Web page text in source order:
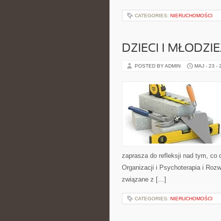
CATEGORIES: NIERUCHOMOŚCI
DZIECI I
POSTED BY ADMIN MAJ - 23 -
zaprasza do refleksji nad tym, co
Organizacji i Psychoterapia i
związane z […]
CATEGORIES: NIERUCHOMOŚCI